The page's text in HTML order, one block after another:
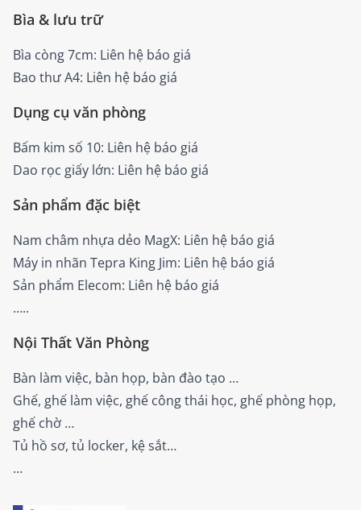
Bìa & lưu trữ
Bìa còng 7cm: Liên hệ báo giá
Bao thư A4: Liên hệ báo giá
Dụng cụ văn phòng
Bấm kim số 10: Liên hệ báo giá
Dao rọc giấy lớn: Liên hệ báo giá
Sản phẩm đặc biệt
Nam châm nhựa dẻo MagX: Liên hệ báo giá
Máy in nhãn Tepra King Jim: Liên hệ báo giá
Sản phẩm Elecom: Liên hệ báo giá
…..
Nội Thất Văn Phòng
Bàn làm việc, bàn họp, bàn đào tạo …
Ghế, ghế làm việc, ghế công thái học, ghế phòng họp,
ghế chờ …
Tủ hồ sơ, tủ locker, kệ sắt…
…